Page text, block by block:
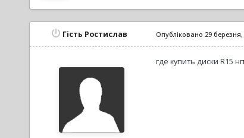
Гість Ростислав Опубліковано 29 березня,
где купить диски R15